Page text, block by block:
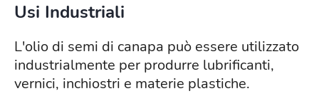
Usi Industriali
L'olio di semi di canapa può essere utilizzato
industrialmente per produrre lubrificanti,
vernici, inchiostri e materie plastiche.